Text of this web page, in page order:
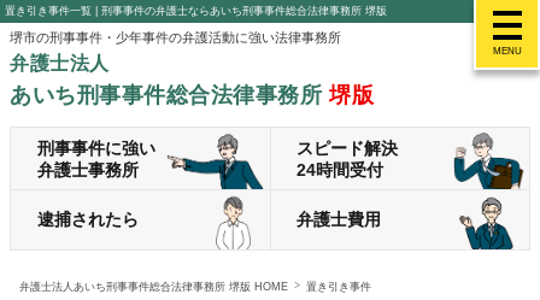
MENU
置き引き事件一覧 | 刑事事件の弁護士ならあいち刑事事件総合法律事務所 堺版
堺市の刑事事件・少年事件の弁護活動に強い法律事務所
弁護士法人
あいち刑事事件総合法律事務所堺版
刑事事件に強い
弁護士事務所
スピード解決
24時間受付
逮捕されたら 弁護士費用
弁護士法人あいち刑事事件総合法律事務所 堺版 HOME 置き引き事件